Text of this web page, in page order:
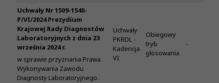
Uchwały Nr 1509-1540-
P/VI/2024 Prezydium
Krajowej Rady Diagnostów
Laboratoryjnych z dnia 23
września 2024 r.
w sprawie przyznania Prawa
Wykonywania Zawodu
Diagnosty Laboratoryjnego.
Uchwały
PKRDL -
Kadencja
VI
Obiegowy
tryb
głosowania
-